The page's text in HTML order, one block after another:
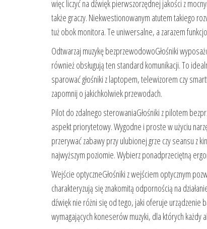
więc liczyć na dźwięk pierwszorzędnej jakości z
także graczy. Niekwestionowanym atutem takiego
tuż obok monitora. Te uniwersalne, a zarazem
Odtwarzaj muzykę bezprzewodowoGłośniki
również obsługują ten standard komunikacji. To
sparować głośniki z laptopem, telewizorem czy
zapomnij o jakichkolwiek przewodach.
Pilot do zdalnego sterowaniaGłośniki z pilotem
aspekt priorytetowy. Wygodne i proste w użyciu
przerywać zabawy przy ulubionej grze czy seansu z
najwyższym poziomie. Wybierz ponadprzeciętną
Wejście optyczneGłośniki z wejściem optycznym
charakteryzują się znakomitą odpornością na
dźwięk nie różni się od tego, jaki oferuje urządzenie
wymagających koneserów muzyki, dla których każdy